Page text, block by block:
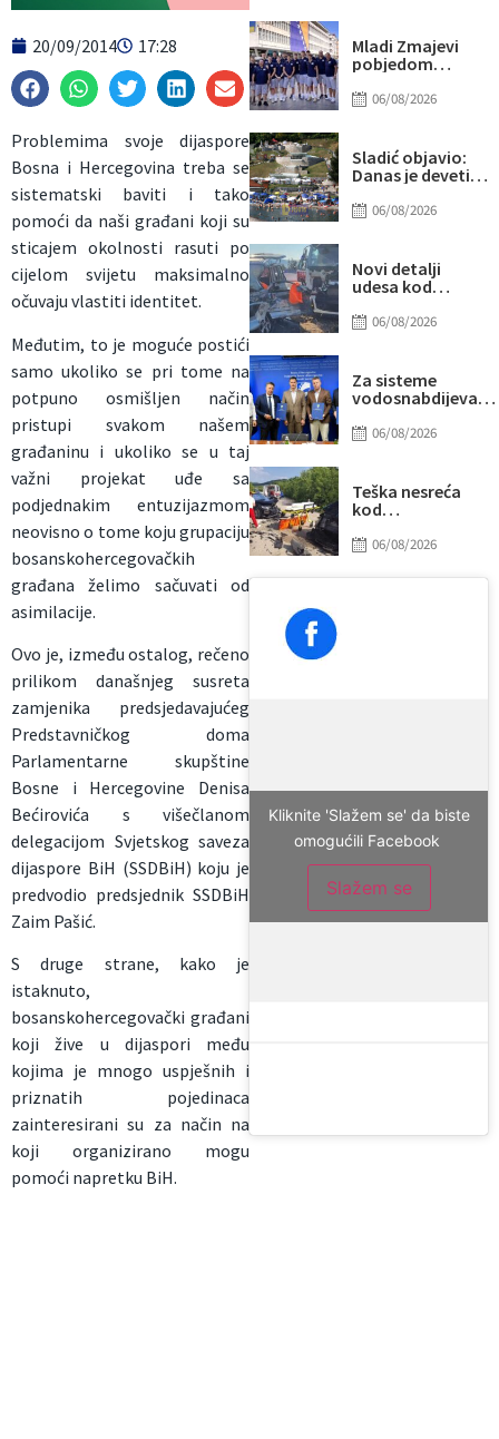
20/09/2014 17:28
Problemima svoje dijaspore
Bosna i Hercegovina treba se
sistematski baviti i tako
pomoći da naši građani koji su
sticajem okolnosti rasuti po
cijelom svijetu maksimalno
očuvaju vlastiti identitet.
Međutim, to je moguće postići
samo ukoliko se pri tome na
potpuno osmišljen način
pristupi svakom našem
građaninu i ukoliko se u taj
važni projekat uđe sa
podjednakim entuzijazmom
neovisno o tome koju grupaciju
bosanskohercegovačkih
građana želimo sačuvati od
asimilacije.
Ovo je, između ostalog, rečeno
prilikom današnjeg susreta
zamjenika predsjedavajućeg
Predstavničkog doma
Parlamentarne skupštine
Bosne i Hercegovine Denisa
Bećirovića s višečlanom
delegacijom Svjetskog saveza
dijaspore BiH (SSDBiH) koju je
predvodio predsjednik SSDBiH
Zaim Pašić.
S druge strane, kako je
istaknuto,
bosanskohercegovački građani
koji žive u dijaspori među
kojima je mnogo uspješnih i
priznatih pojedinaca
zainteresirani su za način na
koji organizirano mogu
pomoći napretku BiH.
otpuštenih
radnika
Komunalnog
Mladi Zmajevi
pobjedom
poruku na
06/08/2026
Sladić objavio:
Danas je deveti
od 40 stepeni,
06/08/2026
Novi detalji
udesa kod
Preminuo
povrijeđenima i
beba
06/08/2026
Za sisteme
izdvojeno gotovo
06/08/2026
Teška nesreća
kod
Četiri osobe
među njima i
06/08/2026
Kliknite 'Slažem se' da biste
omogućili Facebook
Slažem se